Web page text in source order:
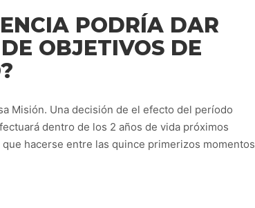
PODRÍA DAR
OBJETIVOS DE
Misión. Una decisión de el efecto del período
dentro de los 2 años de vida próximos
hacerse entre las quince primerizos momentos